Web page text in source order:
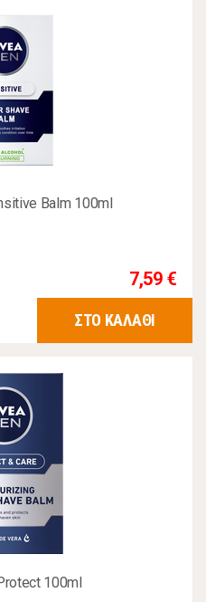
Balm 100ml
7,59 €
ΣΤΟ ΚΑΛΑΘΙ
100ml